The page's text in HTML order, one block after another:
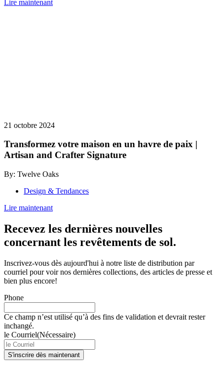
Lire maintenant
21 octobre 2024
Transformez votre maison en un havre de paix |
Artisan and Crafter Signature
By: Twelve Oaks
Design & Tendances
Lire maintenant
Recevez les dernières nouvelles
concernant les revêtements de sol.
Inscrivez-vous dès aujourd'hui à notre liste de distribution par
courriel pour voir nos dernières collections, des articles de presse et
bien plus encore!
Phone
Ce champ n’est utilisé qu’à des fins de validation et devrait rester
inchangé.
le Courriel(Nécessaire)